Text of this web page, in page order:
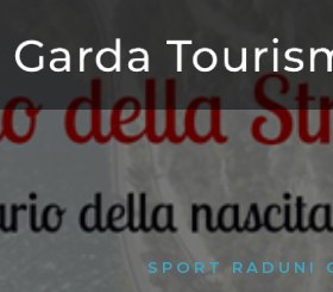
SPORT RADUNI